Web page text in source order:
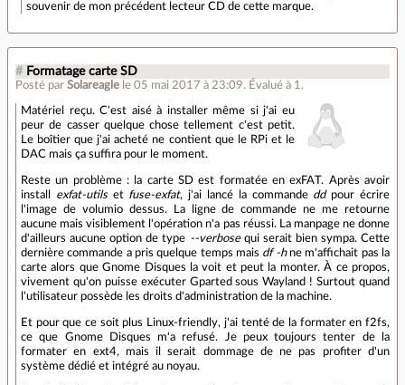
souvenir de mon précédent lecteur CD de cette marque.
# Formatage carte SD
Posté par Solareagle le 05 mai 2017 à 23:09. Évalué à 1 .
Matériel reçu. C'est aisé à installer même si j'ai eu
peur de casser quelque chose tellement c'est petit.
Le boîtier que j'ai acheté ne contient que le RPi et le
DAC mais ça suffira pour le moment.
Reste un problème : la carte SD est formatée en exFAT. Après avoir
install exfat-utilset fuse-exfat, j'ai lancé la commande ddpour écrire
l'image de volumio dessus. La ligne de commande ne me retourne
aucune mais visiblement l'opération n'a pas réussi. La manpage ne donne
d'ailleurs aucune option de type --verbosequi serait bien sympa. Cette
dernière commande a pris quelque temps mais df -hne m'affichait pas la
carte alors que Gnome Disques la voit et peut la monter. À ce propos,
vivement qu'on puisse exécuter Gparted sous Wayland ! Surtout quand
l'utilisateur possède les droits d'administration de la machine.
Et pour que ce soit plus Linux-friendly, j'ai tenté de la formater en f2fs,
ce que Gnome Disques m'a refusé. Je peux toujours tenter de la
formater en ext4, mais il serait dommage de ne pas profiter d'un
système dédié et intégré au noyau.